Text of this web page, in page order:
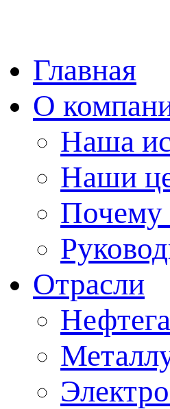
Главная
О
Наша
Наши
Почему
Отрасли